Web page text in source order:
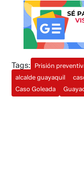
Tags: Prisión
alcalde guayaquil
Caso Goleada